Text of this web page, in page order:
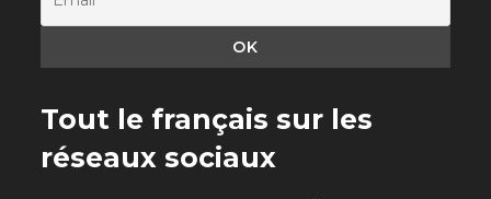
Tout le français sur les
réseaux sociaux